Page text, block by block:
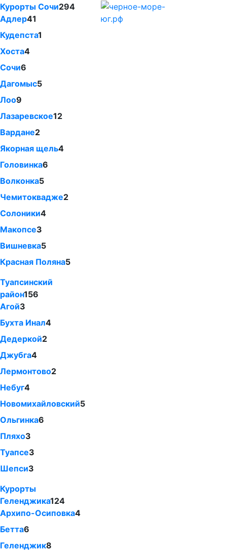
Курорты Сочи294
Адлер41
Кудепста1
Хоста4
Сочи6
Дагомыс5
Лоо9
Лазаревское12
Вардане2
Якорная щель4
Головинка6
Волконка5
Чемитоквадже2
Солоники4
Макопсе3
Вишневка5
Красная Поляна5
Туапсинский
район156
Агой3
Бухта Инал4
Дедеркой2
Джубга4
Лермонтово2
Небуг4
Новомихайловский5
Ольгинка6
Пляхо3
Туапсе3
Шепси3
Курорты
Геленджика124
Архипо-Осиповка4
Бетта6
Геленджик8